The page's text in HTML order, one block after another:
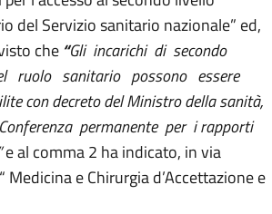
del Servizio sanitario nazionale” ed,
che “Gli incarichi di secondo
ruolo sanitario possono essere
con decreto del Ministro della sanità,
permanente per i rapporti
e al comma 2 ha indicato, in via
e Chirurgia d’Accettazione e